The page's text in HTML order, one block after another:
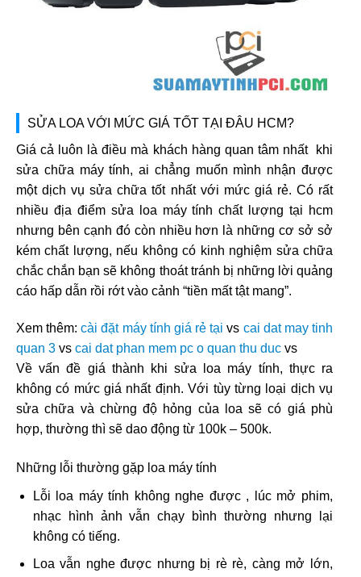
SỬA LOA VỚI MỨC GIÁ TỐT TẠI ĐÂU HCM?
Giá cả luôn là điều mà khách hàng quan tâm nhất khi
sửa chữa máy tính, ai chẳng muốn mình nhận được
một dịch vụ sửa chữa tốt nhất với mức giá rẻ. Có rất
nhiều địa điểm sửa loa máy tính chất lượng tại hcm
nhưng bên cạnh đó còn nhiều hơn là những cơ sở sở
kém chất lượng, nếu không có kinh nghiệm sửa chữa
chắc chắn bạn sẽ không thoát tránh bị những lời quảng
cáo hấp dẫn rồi rớt vào cảnh “tiền mất tật mang”.
Xem thêm:cài đặt máy tính giá rẻ tại vs cai dat may tinh
quan 3 vs cai dat phan mem pc o quan thu duc vs
Về vấn đề giá thành khi sửa loa máy tính, thực ra
không có mức giá nhất định. Với tùy từng loại dịch vụ
sửa chữa và chừng độ hỏng của loa sẽ có giá phù
hợp, thường thì sẽ dao động từ 100k – 500k.
Những lỗi thường gặp loa máy tính
Lỗi loa máy tính không nghe được , lúc mở phim,
nhạc hình ảnh vẫn chạy bình thường nhưng lại
không có tiếng.
Loa vẫn nghe được nhưng bị rè rè, càng mở lớn,